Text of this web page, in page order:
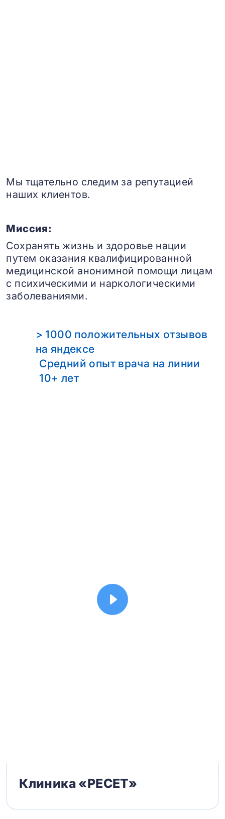
Мы тщательно следим за репутацией
наших клиентов.
Миссия:
Сохранять жизнь и здоровье нации
путем оказания квалифицированной
медицинской анонимной помощи лицам
с психическими и наркологическими
заболеваниями.
> 1000 положительных отзывов
на яндексе
Средний опыт врача на линии
10+ лет
Клиника «РЕСЕТ»